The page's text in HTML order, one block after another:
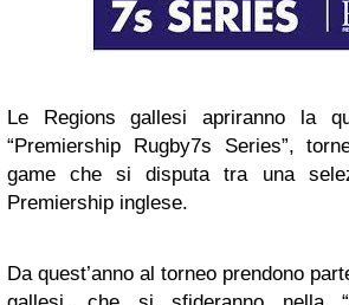
Le Regions gallesi apriranno la
“Premiership Rugby7s Series”,
game che si disputa tra una
Premiership inglese.
Da quest’anno al torneo prendono